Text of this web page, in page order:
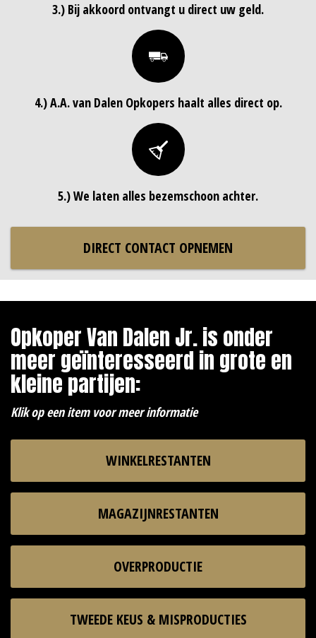
3.) Bij akkoord ontvangt u direct uw geld.
4.) A.A. van Dalen Opkopers haalt alles direct op.
5.) We laten alles bezemschoon achter.
DIRECT CONTACT OPNEMEN
Opkoper Van Dalen Jr. is onder
meer geïnteresseerd in grote en
kleine partijen:
Klik op een item voor meer informatie
WINKELRESTANTEN
MAGAZIJNRESTANTEN
OVERPRODUCTIE
TWEEDE KEUS & MISPRODUCTIES